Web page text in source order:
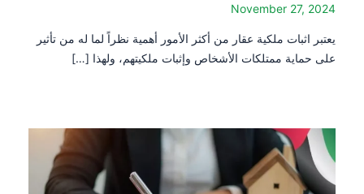
November 27, 2024
يعتبر اثبات ملكية عقار من أكثر الأمور أهمية نظراً لما له من تأثير
على حماية ممتلكات الأشخاص وإثبات ملكيتهم، ولهذا […]